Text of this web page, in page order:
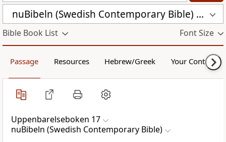
nuBibeln (Swedish Contemporary Bible) (NUB)
Bible Book List Font Size
Passage Resources Hebrew/Greek Your Content
Uppenbarelseboken 17
nuBibeln (Swedish Contemporary Bible)